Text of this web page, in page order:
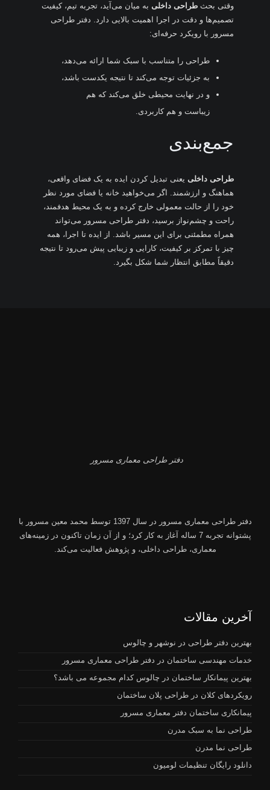
وقتی بحث طراحی داخلی به میان می‌آید، تجربه تیم، کیفیت
تصمیم‌ها و دقت در اجرا اهمیت بالایی دارد. دفتر طراحی
مسرور با رویکرد حرفه‌ای:
طراحی را متناسب با سبک شما ارائه می‌دهد،
به جزئیات توجه می‌کند تا نتیجه یکدست باشد،
و در نهایت محیطی خلق می‌کند که هم
زیباست و هم کاربردی.
جمع‌بندی
طراحی داخلی یعنی تبدیل کردن ایده به یک فضای واقعی،
هماهنگ و ارزشمند. اگر می‌خواهید خانه یا فضای مورد نظر
خود را از حالت معمولی خارج کرده و به یک محیط هدفمند،
راحت و چشم‌نواز برسید، دفتر طراحی مسرور می‌تواند
همراه مطمئنی برای این مسیر باشد. از ایده تا اجرا، همه
چیز با تمرکز بر کیفیت، کارایی و زیبایی پیش می‌رود تا نتیجه
دقیقاً مطابق انتظار شما شکل بگیرد.
دفتر طراحی معماری مسرور
دفتر طراحی معماری مسرور در سال 1397 توسط محمد معین مسرور با
پشتوانه تجربه 7 ساله آغاز به کار کرد؛ و از آن زمان تاکنون در زمینه‌های
معماری، طراحی داخلی، و پژوهش فعالیت می‌کند.
آخرین مقالات
بهترین دفتر طراحی در نوشهر و چالوس
خدمات مهندسی ساختمان در دفتر طراحی معماری مسرور
بهترین پیمانکار ساختمان در چالوس کدام مجموعه می باشد؟
رویکردهای کلان در طراحی پلان ساختمان
پیمانکاری ساختمان دفتر معماری مسرور
طراحی نما به سبک مدرن
طراحی نما مدرن
دانلود رایگان تنظیمات لومیون